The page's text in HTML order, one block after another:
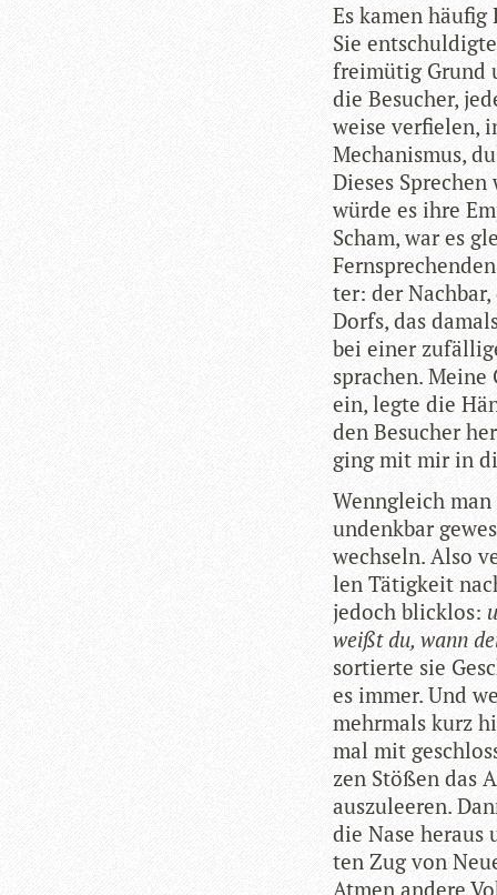
Es kamen
Sie
frei­mü­tig Grund
die Besu­cher,
weise ver­fie­len,
Mecha­nis­mus,
Die­ses
würde es ihre
Scham, war es
ter: der
Dorfs, das
bei einer
spra­chen.
ein, legte die
den Besu­cher
ging mit mir in
Wenn­gleich
undenk­bar
wech­seln. Also
len Tätig­keit
jedoch blick­los:
weißt du, wann
sor­tierte sie
es immer. Und
mehr­mals kurz
mal mit
zen Stö­ßen das
aus­zu­lee­ren.
die Nase
ten Zug von
Atmen andere